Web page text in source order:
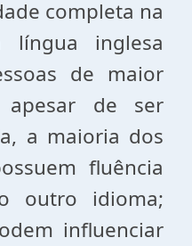
completa na
língua inglesa
de maior
apesar de ser
a maioria dos
fluência
outro idioma;
influenciar